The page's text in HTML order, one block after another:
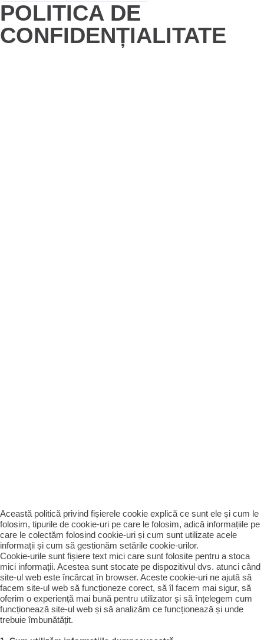
POLITICA DE
CONFIDENȚIALITATE
Această politică privind fișierele cookie explică ce sunt ele și cum le
folosim, tipurile de cookie-uri pe care le folosim, adică informațiile pe
care le colectăm folosind cookie-uri și cum sunt utilizate acele
informații și cum să gestionăm setările cookie-urilor.
Cookie-urile sunt fișiere text mici care sunt folosite pentru a stoca
mici informații. Acestea sunt stocate pe dispozitivul dvs. atunci când
site-ul web este încărcat în browser. Aceste cookie-uri ne ajută să
facem site-ul web să funcționeze corect, să îl facem mai sigur, să
oferim o experiență mai bună pentru utilizator și să înțelegem cum
funcționează site-ul web și să analizăm ce funcționează și unde
trebuie îmbunătățit.